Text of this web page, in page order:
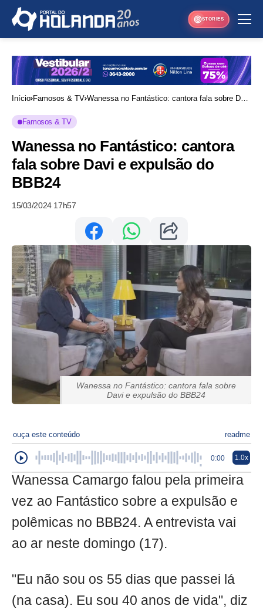
STORIES
Início Famosos & TV Wanessa no Fantástico: cantora fala sobre Davi
Famosos & TV
Wanessa no Fantástico: cantora
fala sobre Davi e expulsão do
BBB24
15/03/2024 17h57
Wanessa no Fantástico: cantora fala sobre
Davi e expulsão do BBB24
ouça este conteúdo readme
0:00 1.0x
Wanessa Camargo falou pela primeira
vez ao Fantástico sobre a expulsão e
polêmicas no BBB24. A entrevista vai
ao ar neste domingo (17).
"Eu não sou os 55 dias que passei lá
(na casa). Eu sou 40 anos de vida", diz